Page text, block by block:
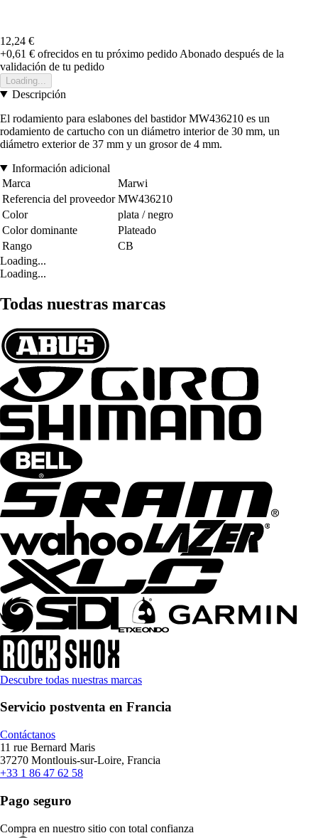
12,24 €
+0,61 € ofrecidos en tu próximo pedido Abonado después de la
validación de tu pedido
Loading...
Descripción
El rodamiento para eslabones del bastidor MW436210 es un
rodamiento de cartucho con un diámetro interior de 30 mm, un
diámetro exterior de 37 mm y un grosor de 4 mm.
Información adicional
Marca
Marwi
Referencia del proveedor MW436210
Color
plata / negro
Color dominante
Plateado
Rango
CB
Loading...
Loading...
Todas nuestras marcas
Descubre todas nuestras marcas
Servicio postventa en Francia
Contáctanos
11 rue Bernard Maris
37270 Montlouis-sur-Loire, Francia
+33 1 86 47 62 58
Pago seguro
Compra en nuestro sitio con total confianza